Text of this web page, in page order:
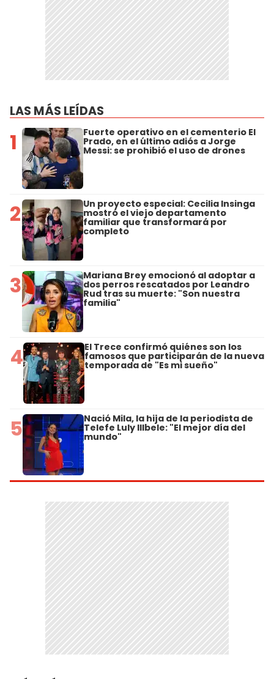
LAS MÁS LEÍDAS
1 Fuerte operativo en el cementerio El
Prado, en el último adiós a Jorge
Messi: se prohibió el uso de drones
2 Un proyecto especial: Cecilia Insinga
mostró el viejo departamento
familiar que transformará por
completo
3 Mariana Brey emocionó al adoptar a
dos perros rescatados por Leandro
Rud tras su muerte: "Son nuestra
familia"
4 El Trece confirmó quiénes son los
famosos que participarán de la nueva
temporada de "Es mi sueño"
5 Nació Mila, la hija de la periodista de
Telefe Luly Illbele: "El mejor día del
mundo"